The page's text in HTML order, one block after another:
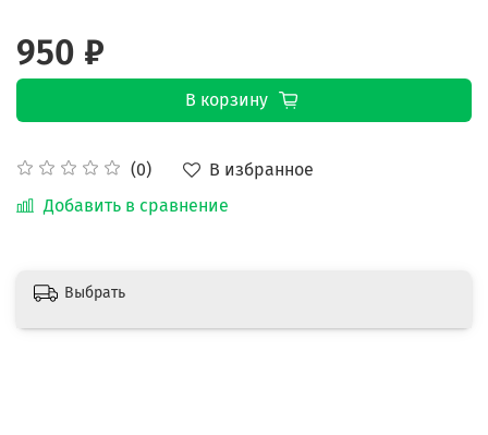
(0)
В избранное
Добавить в сравнение
950 ₽
В корзину
Выбрать